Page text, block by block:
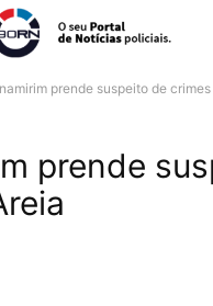
prende suspeito de
prende